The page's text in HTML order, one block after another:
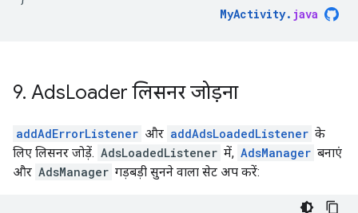
MyActivity. java
9. AdsLoader लिसनर जोड़ना
addAdErrorListener और addAdsLoadedListener के
लिए लिसनर जोड़ें. AdsLoadedListener में, AdsManager बनाएं
और AdsManager गड़बड़ी सुनने वाला सेट अप करें: